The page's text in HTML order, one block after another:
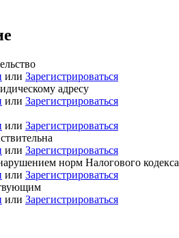
или Зарегистрироваться
адресу
или Зарегистрироваться
или Зарегистрироваться
или Зарегистрироваться
норм Налогового кодекса
или Зарегистрироваться
или Зарегистрироваться